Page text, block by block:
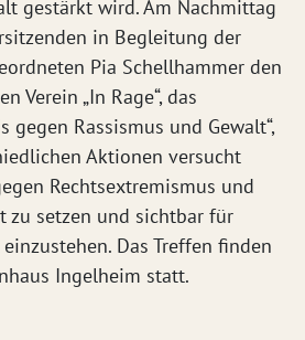
gestärkt wird. Am Nachmittag
in Begleitung der
Pia Schellhammer den
Verein „In Rage“, das
gegen Rassismus und Gewalt“,
Aktionen versucht
Rechtsextremismus und
zu setzen und sichtbar für
Das Treffen finden
Ingelheim statt.